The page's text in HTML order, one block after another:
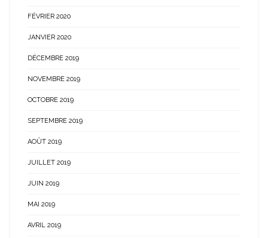
FÉVRIER 2020
JANVIER 2020
DÉCEMBRE 2019
NOVEMBRE 2019
OCTOBRE 2019
SEPTEMBRE 2019
AOÛT 2019
JUILLET 2019
JUIN 2019
MAI 2019
AVRIL 2019